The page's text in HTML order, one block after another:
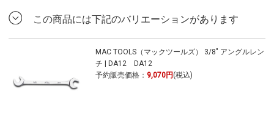
この商品には下記のバリエーションがあります
MAC TOOLS（マックツールズ） 3/8" アングルレン
チ | DA12 DA12
予約販売価格： 9,070円 (税込)